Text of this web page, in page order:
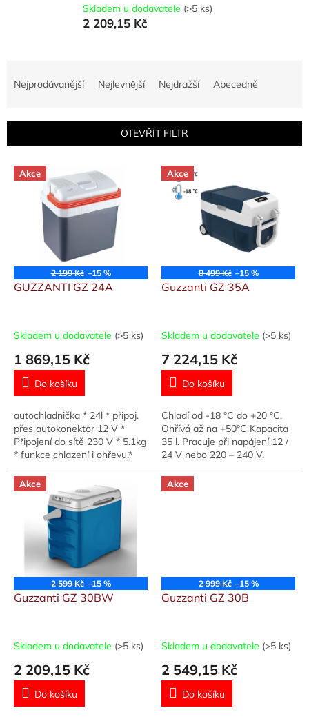
Skladem u dodavatele (>5 ks)
2 209,15 Kč
í
ů
Nejprodávanější Nejlevnější Nejdražší Abecedně
OTEVŘÍT FILTR
V Akce
2 199 Kč –15 %
GUZZANTI GZ 24A
Skladem u dodavatele (>5 ks)
1 869,15 Kč
Do košíku
autochladnička * 24l * připoj.
přes autokonektor 12 V *
Připojení do sítě 230 V * 5.1kg
* funkce chlazení i ohřevu.*
hřeje do 55 °C a chladí až v
rozdílu 20 °C okolní teploty...
Akce
8 499 Kč –15 %
Guzzanti GZ 35A
Skladem u dodavatele (>5 ks)
7 224,15 Kč
Do košíku
Chladí od -18 °C do +20 °C.
Ohřívá až na +50°C Kapacita
35 l. Pracuje při napájení 12 /
24 V nebo 220 – 240 V.
Zástrčka připojitelná do
jakékoliv 12 či 24V zásuvky v
automobilu,...
Akce
2 599 Kč –15 %
Guzzanti GZ 30BW
Skladem u dodavatele (>5 ks)
2 209,15 Kč
Do košíku
Akce
2 999 Kč –15 %
Guzzanti GZ 30B
Skladem u dodavatele (>5 ks)
2 549,15 Kč
Do košíku